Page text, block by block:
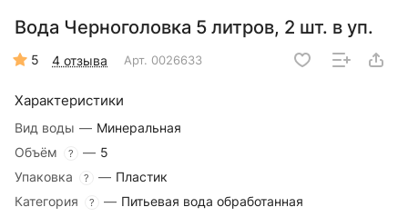
Вода Черноголовка 5 литров, 2 шт. в уп.
5 4 отзыва Арт. 0026633
Характеристики
Вид воды — Минеральная
Объём
? — 5
Упаковка
? — Пластик
Категория
? — Питьевая вода обработанная